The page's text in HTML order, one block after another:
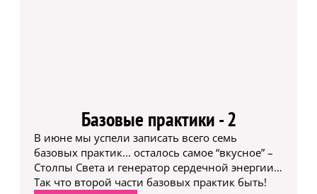
Базовые практики - 2
В июне мы успели записать всего семь
базовых практик... осталось самое “вкусное” –
Столпы Света и генератор сердечной энергии…
Так что второй части базовых практик быть!